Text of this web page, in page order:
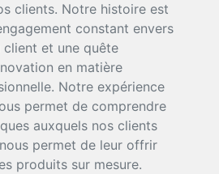
clients. Notre histoire est
constant envers
et une quête
en matière
Notre expérience
permet de comprendre
auxquels nos clients
permet de leur offrir
produits sur mesure.